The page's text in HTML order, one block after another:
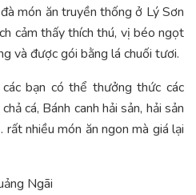
món ăn truyền thống ở Lý Sơn
cảm thấy thích thú, vị béo ngọt
và được gói bằng lá chuối tươi.
bạn có thể thưởng thức các
cá, Bánh canh hải sản, hải sản
nhiều món ăn ngon mà giá lại
Ngãi